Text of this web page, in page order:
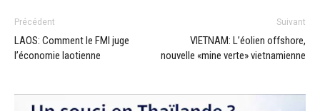
Précédent
LAOS: Comment le FMI juge
l’économie laotienne
Suivant
VIETNAM: L’éolien offshore,
nouvelle «mine verte» vietnamienne